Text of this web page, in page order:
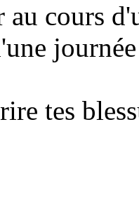
cours
tes